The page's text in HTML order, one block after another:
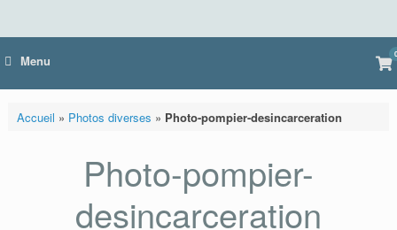
Menu 0
Accueil » Photos diverses » Photo-pompier-desincarceration
Photo-pompier-
desincarceration